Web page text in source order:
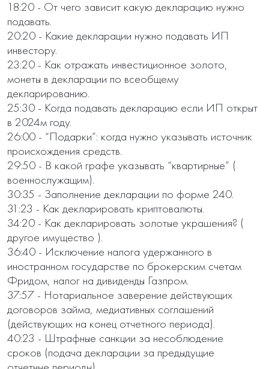
18:20 - От чего зависит какую декларацию нужно
подавать.
20:20 - Какие декларации нужно подавать ИП
инвестору.
23:20 - Как отражать инвестиционное золото,
монеты в декларации по всеобщему
декларированию.
25:30 - Когда подавать декларацию если ИП открыт
в 2024м году.
26:00 - “Подарки”: когда нужно указывать источник
происхождения средств.
29:50 - В какой графе указывать “квартирные” (
военнослужащим).
30:35 - Заполнение декларации по форме 240.
31:23 - Как декларировать криптовалюты.
34:20 - Как декларировать золотые украшения? (
другое имущество ).
36:40 - Исключение налога удержанного в
иностранном государстве по брокерским счетам
Фридом, налог на дивиденды Газпром.
37:57 - Нотариальное заверение действующих
договоров займа, медиативных соглашений
(действующих на конец отчетного периода).
40:23 - Штрафные санкции за несоблюдение
сроков (подача декларации за предыдущие